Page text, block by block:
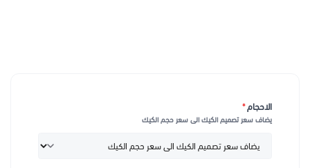
الاحجام*
يضاف سعر تصميم الكيك الى سعر حجم الكيك